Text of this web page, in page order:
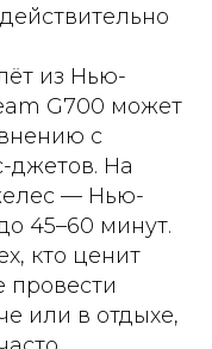
из Нью-
G700 может
с
джетов. На
— Нью-
45–60 минут.
кто ценит
провести
или в отдыхе,